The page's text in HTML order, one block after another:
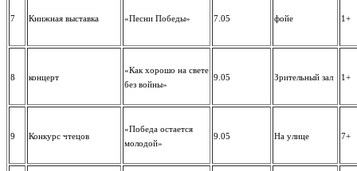
7 Книжная выставка «Песни Победы» 7.05 фойе 1+
8 концерт
«Как хорошо на свете
без войны»
9.05 Зрительный зал 1+
9 Конкурс чтецов
«Победа остается
молодой»
9.05 На улице 7+